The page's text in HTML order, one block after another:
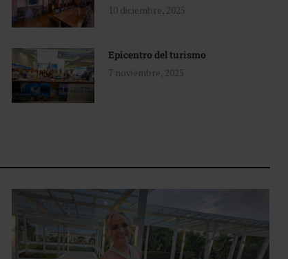
10 diciembre, 2025
Epicentro del turismo
7 noviembre, 2025